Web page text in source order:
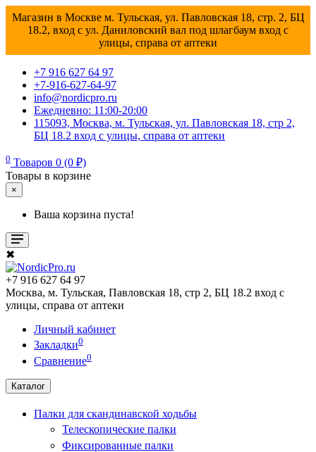
Магазин в Москве м. Тульская, ул. Павловская 18, стр. 2, БЦ
18.2, вход с ул. Даниловский вал под шлагбаум вход с
улицы, справа от аптеки
+7 916 627 64 97
+7-916-627-64-97
info@nordicpro.ru
Ежедневно: 11:00-20:00
115093, Москва, м. Тульская, ул. Павловская 18, стр 2,
БЦ 18.2 вход с улицы, справа от аптеки
0 Товаров 0 (0 ₽)
Товары в корзине
×
Ваша корзина пуста!
✖
+7 916 627 64 97
Москва, м. Тульская, Павловская 18, стр 2, БЦ 18.2 вход с
улицы, справа от аптеки
Личный кабинет
Закладки0
Сравнение0
Каталог
Палки для скандинавской ходьбы
Телескопические палки
Фиксированные палки